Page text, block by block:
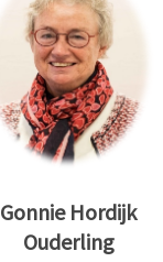
Gonnie Hordijk
Ouderling